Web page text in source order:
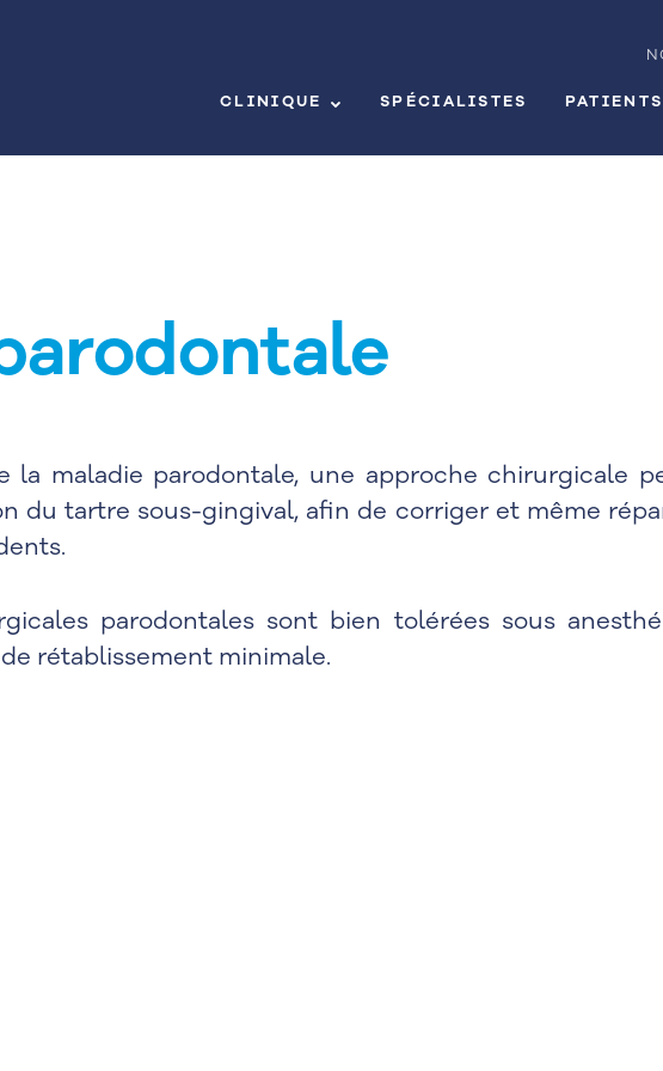
CLINIQUE SPÉCIALISTES PATIENTS
la maladie parodontale, une approche chirurgicale
du tartre sous-gingival, afin de corriger et même
parodontales sont bien tolérées sous
rétablissement minimale.